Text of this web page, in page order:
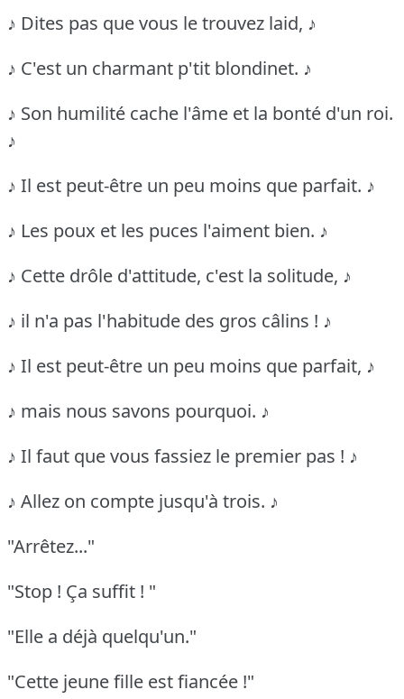
♪ Dites pas que vous le trouvez laid, ♪
♪ C'est un charmant p'tit blondinet. ♪
♪ Son humilité cache l'âme et la bonté d'un roi.
♪
♪ Il est peut-être un peu moins que parfait. ♪
♪ Les poux et les puces l'aiment bien. ♪
♪ Cette drôle d'attitude, c'est la solitude, ♪
♪ il n'a pas l'habitude des gros câlins ! ♪
♪ Il est peut-être un peu moins que parfait, ♪
♪ mais nous savons pourquoi. ♪
♪ Il faut que vous fassiez le premier pas ! ♪
♪ Allez on compte jusqu'à trois. ♪
"Arrêtez..."
"Stop ! Ça suffit ! "
"Elle a déjà quelqu'un."
"Cette jeune fille est fiancée !"